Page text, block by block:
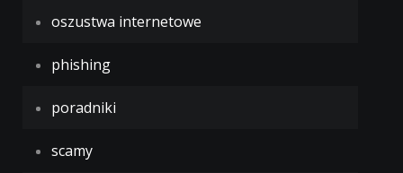
oszustwa internetowe
phishing
poradniki
scamy